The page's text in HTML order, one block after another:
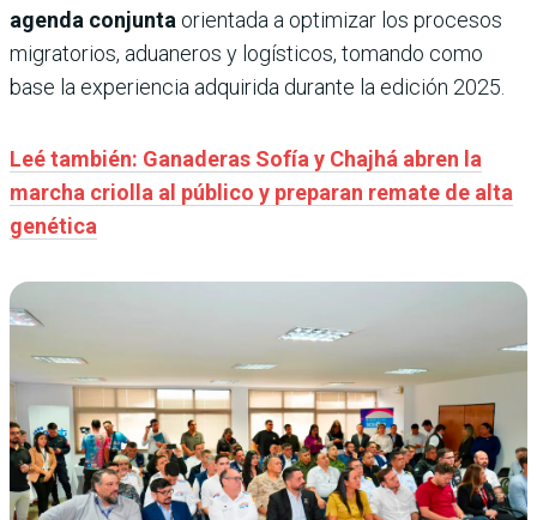
agenda conjunta orientada a optimizar los procesos
migratorios, aduaneros y logísticos, tomando como
base la experiencia adquirida durante la edición 2025.
Leé también: Ganaderas Sofía y Chajhá abren la
marcha criolla al público y preparan remate de alta
genética